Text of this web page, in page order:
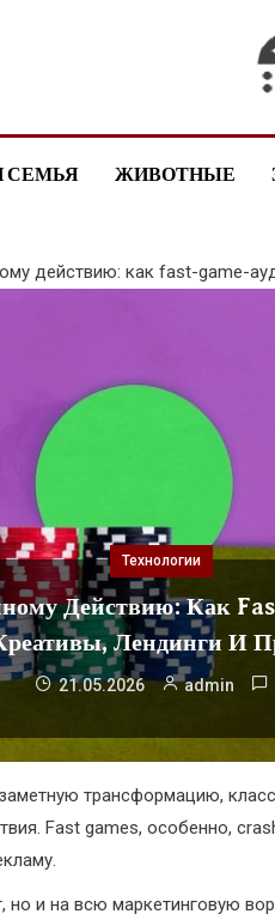
СЕМЬЯ ЖИВОТНЫЕ
действию: как fast-game-
Технологии
Действию: Как
Лендинги И
21.05.2026 admin
трансформацию,
Fast games, особенно,
и на всю маркетинговую